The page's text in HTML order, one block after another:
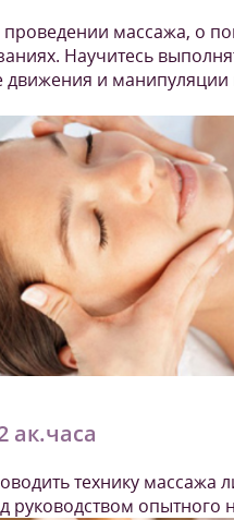
проведении массажа, о
Научитесь
и манипуляции
ак.часа
технику массажа
руководством опытного